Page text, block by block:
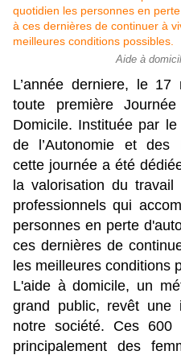
Aide à
L’année derniere, le
toute première
Domicile. Instituée par
de l’Autonomie et des
cette journée a été
la valorisation du
professionnels qui
personnes en perte
ces dernières de
les meilleures conditions
L'aide à domicile, un
grand public, revêt une
notre société. Ces 600
principalement des